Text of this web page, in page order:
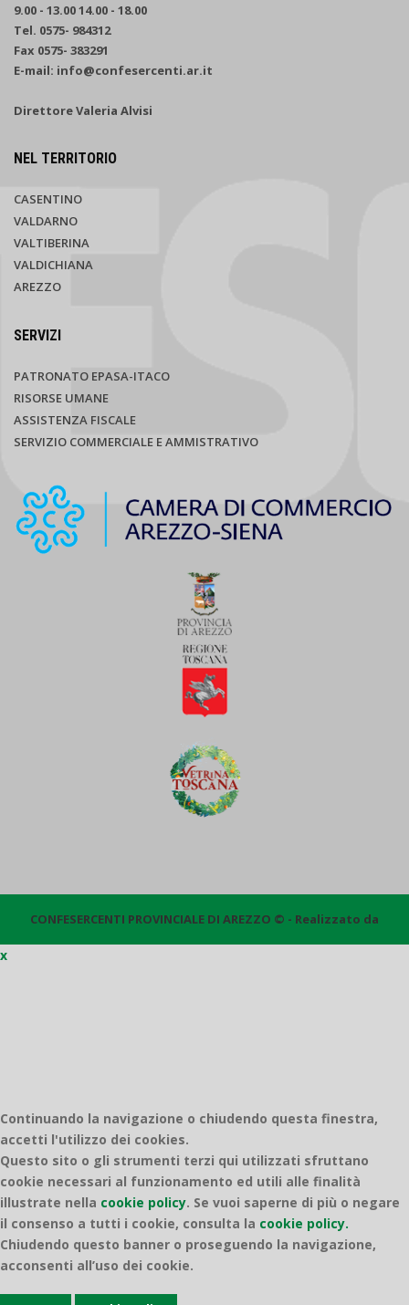
9.00 - 13.00 14.00 - 18.00
Tel. 0575- 984312
Fax 0575- 383291
E-mail: info@confesercenti.ar.it
Direttore Valeria Alvisi
NEL TERRITORIO
CASENTINO
VALDARNO
VALTIBERINA
VALDICHIANA
AREZZO
SERVIZI
PATRONATO EPASA-ITACO
RISORSE UMANE
ASSISTENZA FISCALE
SERVIZIO COMMERCIALE E AMMISTRATIVO
CONFESERCENTI PROVINCIALE DI AREZZO © - Realizzato da
x
Continuando la navigazione o chiudendo questa finestra,
accetti l'utilizzo dei cookies.
Questo sito o gli strumenti terzi qui utilizzati sfruttano
cookie necessari al funzionamento ed utili alle finalità
illustrate nella cookie policy. Se vuoi saperne di più o negare
il consenso a tutti i cookie, consulta la cookie policy.
Chiudendo questo banner o proseguendo la navigazione,
acconsenti all’uso dei cookie.